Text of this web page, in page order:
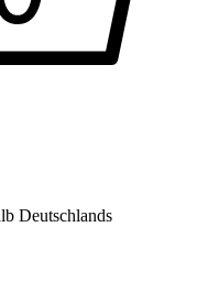
Deutschlands